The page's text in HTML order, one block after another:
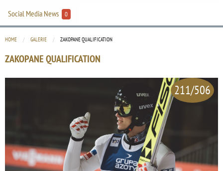
Social Media News
0
HOME GALERIE CURRENT:
ZAKOPANE QUALIFICATION
ZAKOPANE QUALIFICATION
211/506